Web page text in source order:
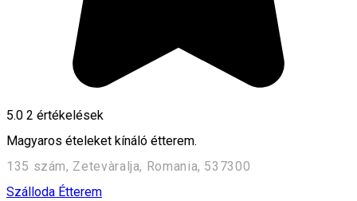
5.0 2 értékelések
Magyaros ételeket kínáló étterem.
135 szám, Zetevàralja, Romania, 537300
Szálloda Étterem